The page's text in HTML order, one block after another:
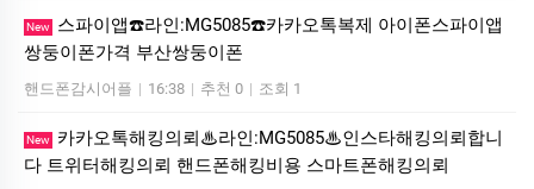
New
스파이앱☎️라인:MG5085☎️카카오톡복제 아이폰스파이앱
쌍둥이폰가격 부산쌍둥이폰
핸드폰감시어플 | 16:38 | 추천 0 | 조회 1
New
카카오톡해킹의뢰♨라인:MG5085♨인스타해킹의뢰합니
다 트위터해킹의뢰 핸드폰해킹비용 스마트폰해킹의뢰